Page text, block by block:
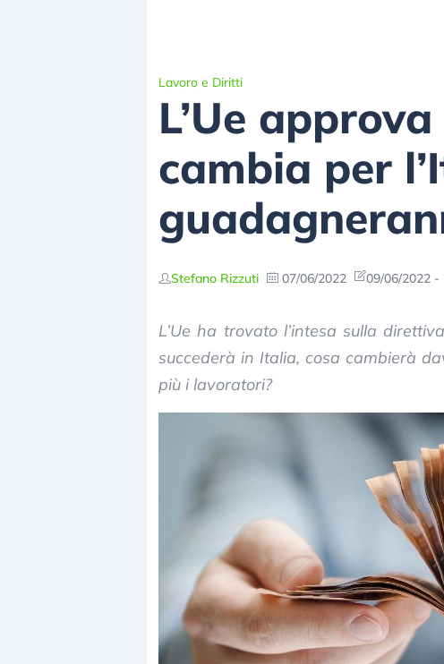
Lavoro e Diritti
L’Ue
cambia per
Stefano Rizzuti 07/06/2022 09/06/2022 -
L’Ue ha trovato l’intesa sulla
succederà in Italia, cosa cambierà
più i lavoratori?